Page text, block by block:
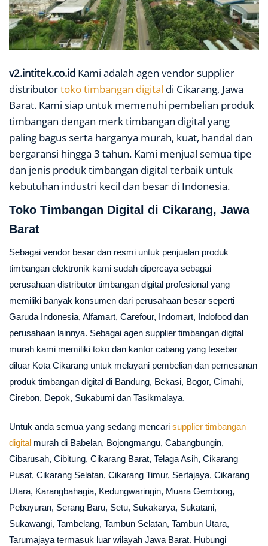
v2.intitek.co.id Kami adalah agen vendor supplier
distributortoko timbangan digital di Cikarang, Jawa
Barat. Kami siap untuk memenuhi pembelian produk
timbangan dengan merk timbangan digital yang
paling bagus serta harganya murah, kuat, handal dan
bergaransi hingga 3 tahun. Kami menjual semua tipe
dan jenis produk timbangan digital terbaik untuk
kebutuhan industri kecil dan besar di Indonesia.
Toko Timbangan Digital di Cikarang, Jawa
Barat
Sebagai vendor besar dan resmi untuk penjualan produk
timbangan elektronik kami sudah dipercaya sebagai
perusahaan distributor timbangan digital profesional yang
memiliki banyak konsumen dari perusahaan besar seperti
Garuda Indonesia, Alfamart, Carefour, Indomart, Indofood dan
perusahaan lainnya. Sebagai agen supplier timbangan digital
murah kami memiliki toko dan kantor cabang yang tesebar
diluar Kota Cikarang untuk melayani pembelian dan pemesanan
produk timbangan digital di Bandung, Bekasi, Bogor, Cimahi,
Cirebon, Depok, Sukabumi dan Tasikmalaya.
Untuk anda semua yang sedang mencari supplier timbangan
digital murah di Babelan, Bojongmangu, Cabangbungin,
Cibarusah, Cibitung, Cikarang Barat, Telaga Asih, Cikarang
Pusat, Cikarang Selatan, Cikarang Timur, Sertajaya, Cikarang
Utara, Karangbahagia, Kedungwaringin, Muara Gembong,
Pebayuran, Serang Baru, Setu, Sukakarya, Sukatani,
Sukawangi, Tambelang, Tambun Selatan, Tambun Utara,
Tarumajaya termasuk luar wilayah Jawa Barat. Hubungi